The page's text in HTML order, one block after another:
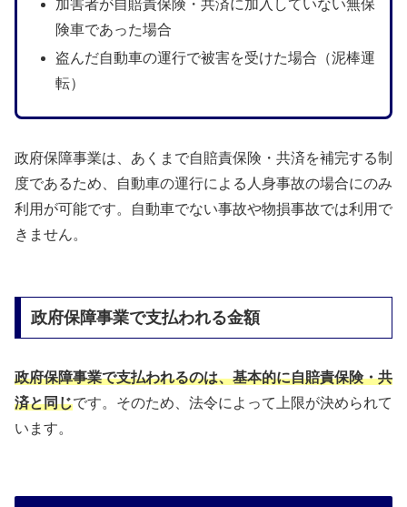
加害者が自賠責保険・共済に加入していない無保
険車であった場合
盗んだ自動車の運行で被害を受けた場合（泥棒運
転）
政府保障事業は、あくまで自賠責保険・共済を補完する制
度であるため、自動車の運行による人身事故の場合にのみ
利用が可能です。自動車でない事故や物損事故では利用で
きません。
政府保障事業で支払われる金額
政府保障事業で支払われるのは、基本的に自賠責保険・共
済と同じです。そのため、法令によって上限が決められて
います。